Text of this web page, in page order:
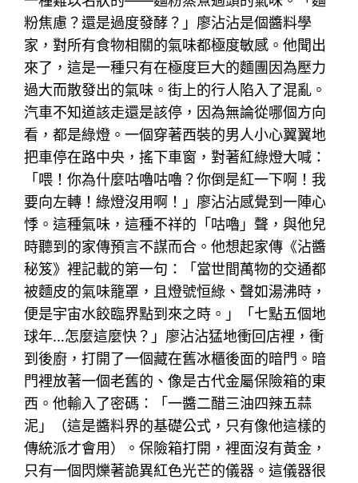
粉焦慮？還是過度發酵？」廖沾沾是個醬料學
家，對所有食物相關的氣味都極度敏感。他聞出
來了，這是一種只有在極度巨大的麵團因為壓力
過大而散發出的氣味。街上的行人陷入了混亂。
汽車不知道該走還是該停，因為無論從哪個方向
看，都是綠燈。一個穿著西裝的男人小心翼翼地
把車停在路中央，搖下車窗，對著紅綠燈大喊：
「喂！你為什麼咕嚕咕嚕？你倒是紅一下啊！我
要向左轉！綠燈沒用啊！」廖沾沾感覺到一陣心
悸。這種氣味，這種不祥的「咕嚕」聲，與他兒
時聽到的家傳預言不謀而合。他想起家傳《沾醬
秘笈》裡記載的第一句：「當世間萬物的交通都
被麵皮的氣味籠罩，且燈號恒綠、聲如湯沸時，
便是宇宙水餃臨界點到來之時。」「七點五個地
球年…怎麼這麼快？」廖沾沾猛地衝回店裡，衝
到後廚，打開了一個藏在舊冰櫃後面的暗門。暗
門裡放著一個老舊的、像是古代金屬保險箱的東
西。他輸入了密碼：「一醬二醋三油四辣五蒜
泥」（這是醬料界的基礎公式，只有像他這樣的
傳統派才會用）。保險箱打開，裡面沒有黃金，
只有一個閃爍著詭異紅色光芒的儀器。這儀器很